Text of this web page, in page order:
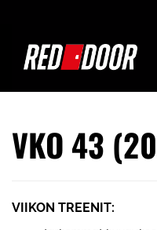
VKO 43
VIIKON TREENIT: